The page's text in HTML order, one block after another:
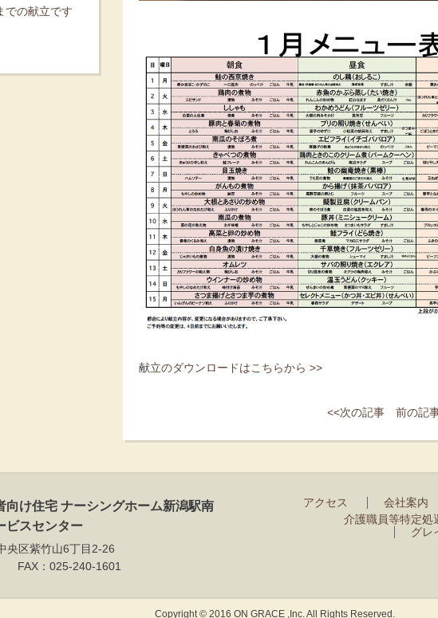
献立のダウンロードはこちらから >>
<<次の記事 前の記
での献立です
向け住宅 ナーシングホーム新潟駅南
ビスセンター
区紫竹山6丁目2-26
FAX：025-240-1601
アクセス 会社案内
介護職員等特定処
グレ
Copyright © 2016 ON GRACE ,Inc. All Rights Reserved.